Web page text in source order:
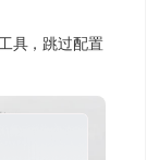
具，跳过配置